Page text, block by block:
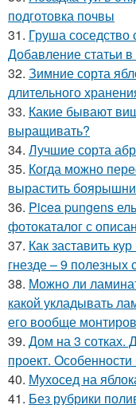
подготовка почвы
31. Груша соседство
Добавление статьи
32. Зимние сорта
длительного
33. Какие бывают
выращивать?
34. Лучшие сорта
35. Когда можно
вырастить
36. Picea pungens
фотокаталог с
37. Как заставить
гнезде – 9 полезных
38. Можно ли
какой укладывать
его вообще
39. Дом на 3 сотках.
проект.
40. Мухосед на
41. Без рубрики